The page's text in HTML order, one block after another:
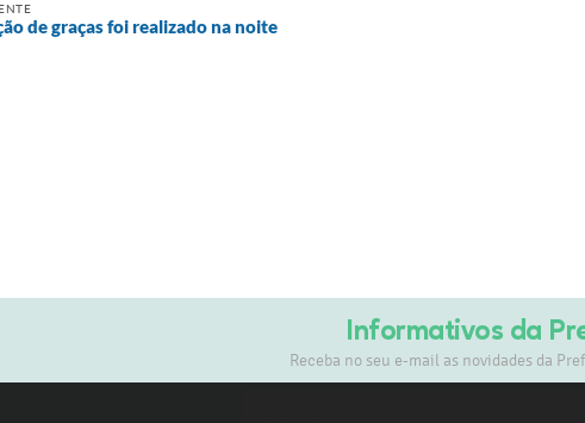
de graças foi realizado na noite
Informativos da
Receba no seu e-mail as novidades da